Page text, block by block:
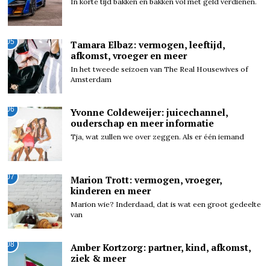
05
Tamara Elbaz: vermogen, leeftijd,
afkomst, vroeger en meer
In het tweede seizoen van The Real Housewives of
Amsterdam
06
Yvonne Coldeweijer: juicechannel,
ouderschap en meer informatie
Tja, wat zullen we over zeggen. Als er één iemand
07
Marion Trott: vermogen, vroeger,
kinderen en meer
Marion wie? Inderdaad, dat is wat een groot gedeelte
van
08
Amber Kortzorg: partner, kind, afkomst,
ziek & meer